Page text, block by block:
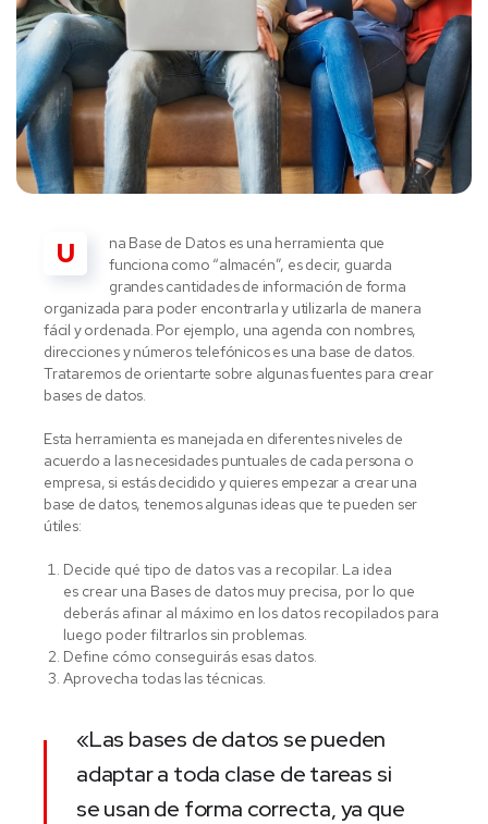
U
na Base de Datos es una herramienta que
funciona como “almacén”, es decir, guarda
grandes cantidades de información de forma
organizada para poder encontrarla y utilizarla de manera
fácil y ordenada. Por ejemplo, una agenda con nombres,
direcciones y números telefónicos es una base de datos.
Trataremos de orientarte sobre algunas fuentes para crear
bases de datos.
Esta herramienta es manejada en diferentes niveles de
acuerdo a las necesidades puntuales de cada persona o
empresa, si estás decidido y quieres empezar a crear una
base de datos, tenemos algunas ideas que te pueden ser
útiles:
Decide qué tipo de datos vas a recopilar. La idea
es crear una Bases de datos muy precisa, por lo que
deberás afinar al máximo en los datos recopilados para
luego poder filtrarlos sin problemas.
Define cómo conseguirás esas datos.
Aprovecha todas las técnicas.
«Las bases de datos se pueden
adaptar a toda clase de tareas si
se usan de forma correcta, ya que